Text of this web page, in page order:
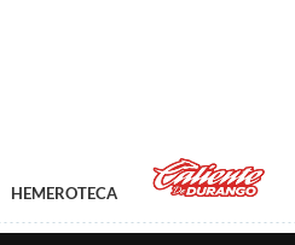
HEMEROTECA